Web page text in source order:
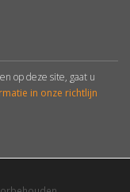
op deze site, gaat u
in onze richtlijn